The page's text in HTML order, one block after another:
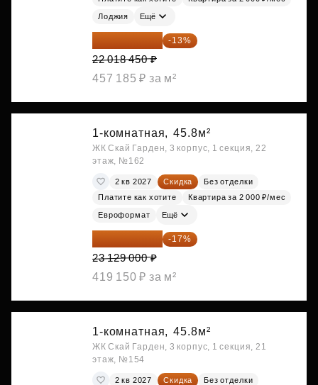
Лоджия Ещё
19 156 052 ₽ -13%
22 018 450 ₽
457 185 ₽ за м²
1-комнатная, 45.8м²
ЖК Скай Гарден, 3 корпус, 1 секция, 22
этаж, №162
2 кв 2027 Скидка
Без отделки
Платите как хотите
Квартира за 2 000 ₽/мес
Евроформат Ещё
19 197 070 ₽ -17%
23 129 000 ₽
419 150 ₽ за м²
1-комнатная, 45.8м²
ЖК Скай Гарден, 3 корпус, 1 секция, 21
этаж, №154
2 кв 2027 Скидка
Без отделки